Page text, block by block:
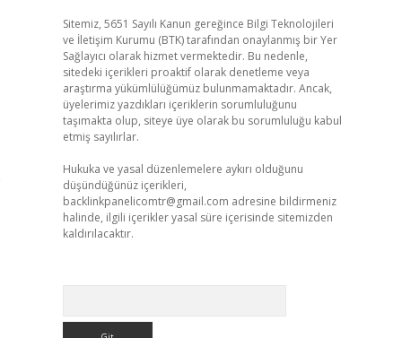
Sitemiz, 5651 Sayılı Kanun gereğince Bilgi Teknolojileri
ve İletişim Kurumu (BTK) tarafından onaylanmış bir Yer
Sağlayıcı olarak hizmet vermektedir. Bu nedenle,
sitedeki içerikleri proaktif olarak denetleme veya
araştırma yükümlülüğümüz bulunmamaktadır. Ancak,
üyelerimiz yazdıkları içeriklerin sorumluluğunu
taşımakta olup, siteye üye olarak bu sorumluluğu kabul
etmiş sayılırlar.
Hukuka ve yasal düzenlemelere aykırı olduğunu
düşündüğünüz içerikleri,
backlinkpanelicomtr@gmail.com adresine bildirmeniz
halinde, ilgili içerikler yasal süre içerisinde sitemizden
kaldırılacaktır.